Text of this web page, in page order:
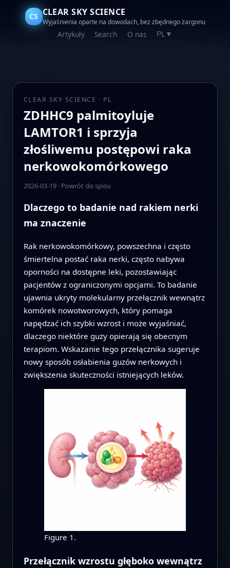
CS CLEAR SKY SCIENCE
Wyjaśnienia oparte na dowodach, bez zbędnego żargonu
Artykuły Search O nas PL▼
CLEAR SKY SCIENCE · PL
ZDHHC9 palmitoyluje
LAMTOR1 i sprzyja
złośliwemu postępowi raka
nerkowokomórkowego
2026-03-19· Powrót do spisu
Dlaczego to badanie nad rakiem nerki
ma znaczenie
Rak nerkowokomórkowy, powszechna i często
śmiertelna postać raka nerki, często nabywa
oporności na dostępne leki, pozostawiając
pacjentów z ograniczonymi opcjami. To badanie
ujawnia ukryty molekularny przełącznik wewnątrz
komórek nowotworowych, który pomaga
napędzać ich szybki wzrost i może wyjaśniać,
dlaczego niektóre guzy opierają się obecnym
terapiom. Wskazanie tego przełącznika sugeruje
nowy sposób osłabienia guzów nerkowych i
zwiększenia skuteczności istniejących leków.
Figure 1.
Przełącznik wzrostu głęboko wewnątrz